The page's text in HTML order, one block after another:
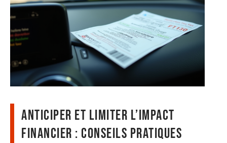
Anticiper et limiter l’impact
financier : conseils pratiques